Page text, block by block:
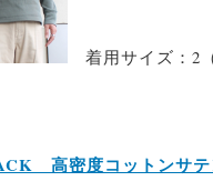
着用サイズ：2
高密度コットンサテ